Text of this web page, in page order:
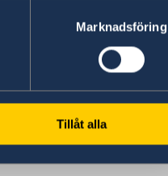
Marknadsföring
Tillåt alla